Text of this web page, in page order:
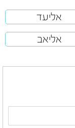
אליעד
אליאב